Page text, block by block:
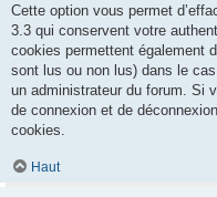
Cette option vous permet
3.3 qui conservent votre
cookies permettent également
sont lus ou non lus) dans le
un administrateur du forum. Si
de connexion et de
cookies.
Haut